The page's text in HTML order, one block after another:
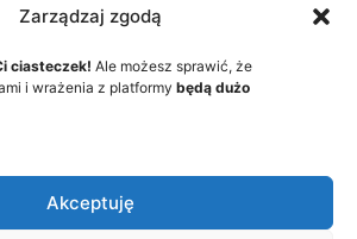
Zarządzaj zgodą
ciasteczek! Ale możesz sprawić, że
i wrażenia z platformy będą dużo
Akceptuję
TO DZIAŁA?
MENU
ITEMS
Factory sp. z o.o.
Polityka prywatności